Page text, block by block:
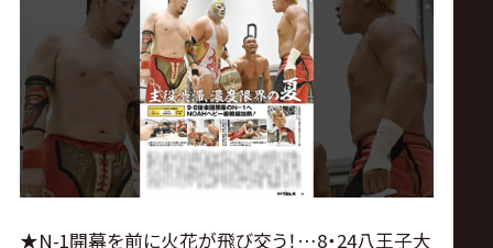
ス
リ
ン
★N-1開幕を前に火花が飛び交う！…8・24八王子大